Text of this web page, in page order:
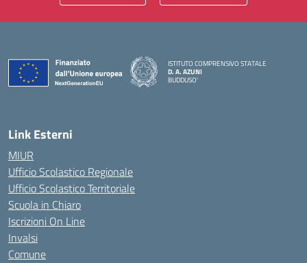
ISTITUTO COMPRENSIVO STATALE
D. A. AZUNI
BUDDUSO'
Link Esterni
MIUR
Ufficio Scolastico Regionale
Ufficio Scolastico Territoriale
Scuola in Chiaro
Iscrizioni On Line
Invalsi
Comune